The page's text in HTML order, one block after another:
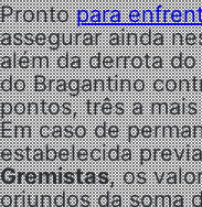
Prontopara
assegurar ainda
além da derrota
do Bragantino
pontos, três a
Em caso de
estabelecida
Gremistas, os
oriundos da soma